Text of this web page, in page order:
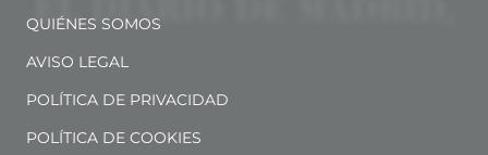
QUIÉNES SOMOS
AVISO LEGAL
POLÍTICA DE PRIVACIDAD
POLÍTICA DE COOKIES